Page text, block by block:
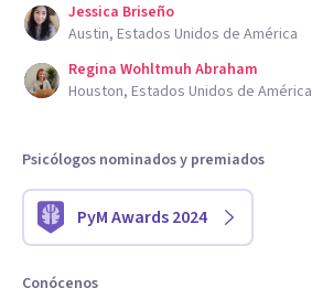
Jessica Briseño
Austin, Estados Unidos de América
Regina Wohltmuh Abraham
Houston, Estados Unidos de América
Psicólogos nominados y premiados
PyM Awards 2024
Conócenos